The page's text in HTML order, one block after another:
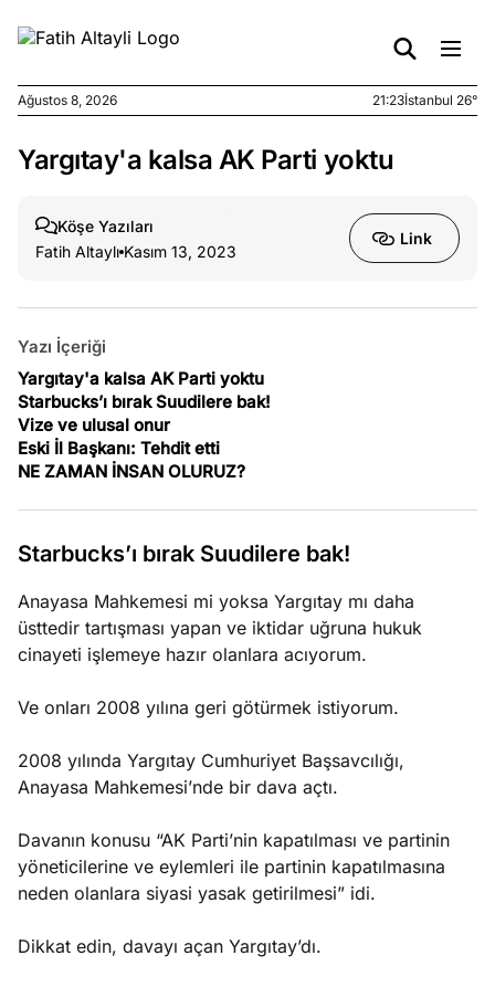
Ağustos
kirli
Ağustos
6, 2026
yasalar
Ağustos
stok
caiz
Yazıları
Yazıları
Ağustos 8, 2026 21:23İstanbul 26°
Yargıtay'a kalsa AK Parti yoktu
Köşe Yazıları
Fatih Altaylı Kasım 13, 2023
Link
Yazı İçeriği
Yargıtay'a kalsa AK Parti yoktu
Starbucks’ı bırak Suudilere bak!
Vize ve ulusal onur
Eski İl Başkanı: Tehdit etti
NE ZAMAN İNSAN OLURUZ?
Starbucks’ı bırak Suudilere bak!
Anayasa Mahkemesi mi yoksa Yargıtay mı daha
üsttedir tartışması yapan ve iktidar uğruna hukuk
cinayeti işlemeye hazır olanlara acıyorum.
Ve onları 2008 yılına geri götürmek istiyorum.
2008 yılında Yargıtay Cumhuriyet Başsavcılığı,
Anayasa Mahkemesi’nde bir dava açtı.
Davanın konusu “AK Parti’nin kapatılması ve partinin
yöneticilerine ve eylemleri ile partinin kapatılmasına
neden olanlara siyasi yasak getirilmesi” idi.
Dikkat edin, davayı açan Yargıtay’dı.